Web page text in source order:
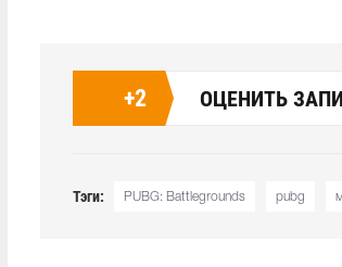
+2 ОЦЕНИТЬ
Тэги: PUBG: Battlegrounds pubg